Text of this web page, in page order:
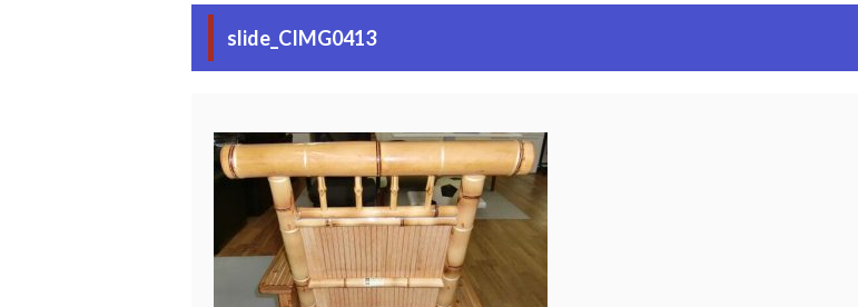
slide_CIMG0413